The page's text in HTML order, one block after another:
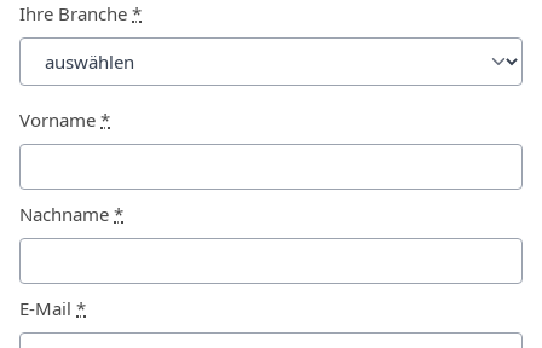
Ihre Branche *
Vorname *
Nachname *
E-Mail *